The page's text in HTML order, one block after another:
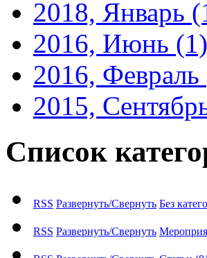
2018, Январь
2016, Июнь (1)
2016, Февраль
2015,
Список
RSS Развернуть/Свернуть Без
RSS Развернуть/Свернуть